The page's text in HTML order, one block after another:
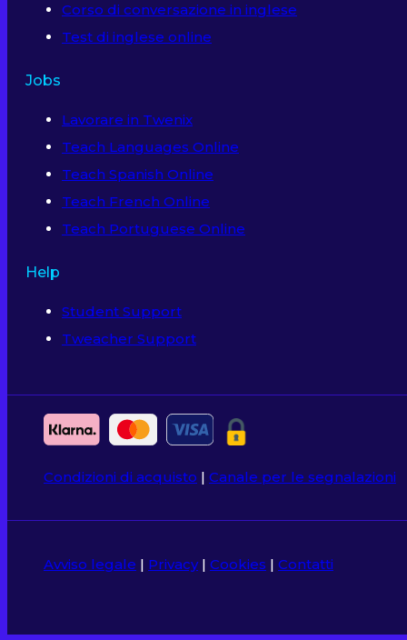
Corso di conversazione in inglese
Test di inglese online
Jobs
Lavorare in Twenix
Teach Languages Online
Teach Spanish Online
Teach French Online
Teach Portuguese Online
Help
Student Support
Tweacher Support
Condizioni di acquisto | Canale per le segnalazioni
Avviso legale | Privacy| Cookies | Contatti